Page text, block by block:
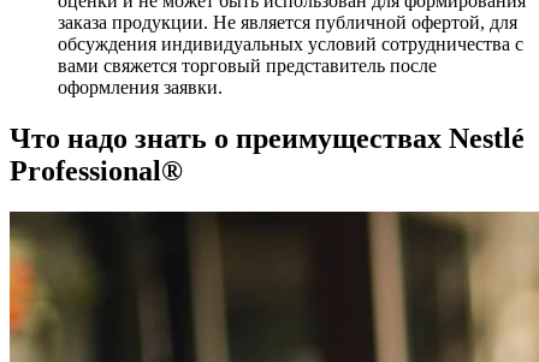
заказа продукции. Не является публичной офертой, для
обсуждения индивидуальных условий сотрудничества с
вами свяжется торговый представитель после
оформления заявки.
Что надо знать о преимуществах Nestlé
Professional®